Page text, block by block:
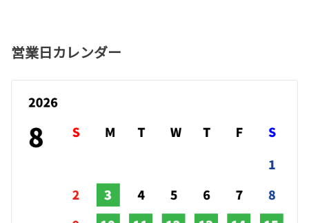
営業日カレンダー